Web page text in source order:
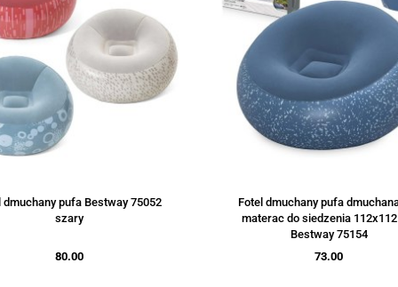
dmuchany pufa Bestway 75052
szary
80.00
Fotel dmuchany pufa
materac do siedzenia
Bestway 75154
73.00